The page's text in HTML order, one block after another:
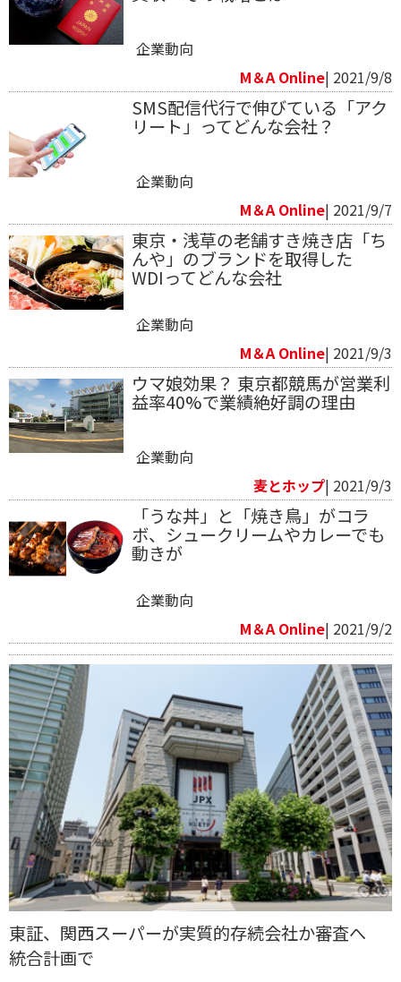
企業動向
M＆A Online| 2021/9/8
SMS配信代行で伸びている「アク
リート」ってどんな会社？
企業動向
M＆A Online| 2021/9/7
東京・浅草の老舗すき焼き店「ち
んや」のブランドを取得した
WDIってどんな会社
企業動向
M＆A Online| 2021/9/3
ウマ娘効果？ 東京都競馬が営業利
益率40%で業績絶好調の理由
企業動向
麦とホップ| 2021/9/3
「うな丼」と「焼き鳥」がコラ
ボ、シュークリームやカレーでも
動きが
企業動向
M＆A Online| 2021/9/2
東証、関西スーパーが実質的存続会社か審査へ
統合計画で